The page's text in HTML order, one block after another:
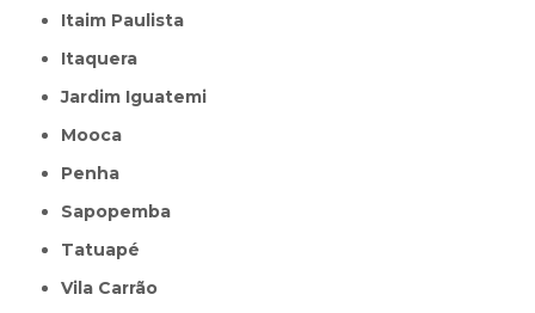
Itaim Paulista
Itaquera
Jardim Iguatemi
Mooca
Penha
Sapopemba
Tatuapé
Vila Carrão